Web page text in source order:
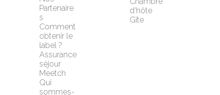
Partenaire
s
Comment
obtenir le
label ?
Assurance
séjour
Meetch
Qui
sommes-
d'hôte
Gîte